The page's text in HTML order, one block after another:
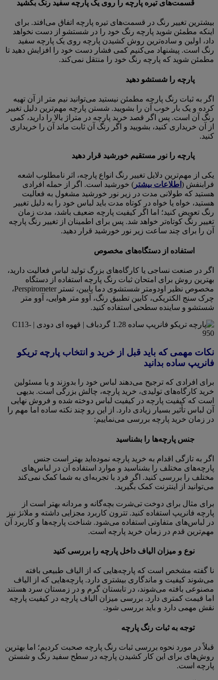
قسمت‌های تیره پارچه را روی یک پارچه سفید رنگ بکشید
بیشترین تغییر رنگ در قسمت‌های تیره پارچه اتفاق می‌افتد. برای
اینکه مطمئن شوید پارچه رنگ خود را در شستشو از دست نخواهد
داد، اولین و ساده‌ترین روش کشیدن پارچه روی یک پارچه سفید
رنگ است. پیشنهاد می‌کنیم کمی فشار دست خود را افزایش دهید تا
مطمئن شوید که پارچه رنگ خود را منتقل نمی‌کند.
پارچه را شستشو دهید
اگر به ثبات رنگ پارچه مطمئن نیستید می‌توانید نیم متر از آن تهیه
کرده و یک بار خوب آن را بشویید. شستن پارچه مهم‌ترین دلیل تغییر
رنگ آن است. پس اگر قصد خرید پارچه در متراژ بالا را دارید، کمی
از آن خریداری کنید، بشویید و اگر رنگ آن ثابت ماند آن را خریداری
کنید.
پارچه را نور مستقیم خورشید قرار دهید
یکی از مهم‌ترین دلایل تغییر رنگ انواع پارچه، اثر نامطلوب اشعه
فرابنفش ( اطلاعات بیشتر ) خورشید است. اگر از حمله افرادی
هستید که طولانی مدت در زیر نور خورشید مشغول به فعالیت
هستید، خواه یا خواه در کوتاه مدت باید لباس خود را به دلیل تغییر
رنگ تعویض کنید؛ اما اگر کیفیت پارچه ضعیف باشد، مدت زمان
تغییر رنگ کوتاه‌تر خواهد شد. پس برای اطمینان از تغییر رنگ پارچه
آن را برای چند ساعت زیر نور خورشید قرار دهید.
استفاده از دستگاه‌های مخصوص
اگر در صنعت نساجی یا کارگاه‌های بزرگ تولید لباس فعالیت دارید،
بهترین روش برای امتحان ثبات رنگ پارچه استفاده از دستگاه
مخصوص نظیر اودومتر شستشوی دما پایین، تستر Perspirometer،
چرک سنج الکتریکی، کابین تطبیق رنگ، آوو متر هوایی، آوو متر
شستشو و ساینده سطحی استفاده کنید.
نکات مهمی که باید قبل از خرید و انتخاب پارچه تریکو
فانریپ ساده بدانید
برای افرادی که ترجیح می‌دهند لباس خود را بدوزند و یا مسئولین
خرید کارگاه‌های تولیدی، خرید پارچه، چالش بزرگی است. بدیهی
است که کیفیت پارچه در کیفیت لباس دوخته شده و فروش نهایی
آن لباس تأثیر بسیار زیادی دارد. از این رو چند نکته ساده اما مهم را
در زمان خرید پارچه بررسی می‌نماییم:
جنس پارچه‌ها را بشناسید
اگر به تازگی اقدام به خرید پارچه نموده‌اید بهتر است جنس
پارچه‌های مختلف را بشناسید و موارد استفاده آن در لباس‌های
مختلف را بررسی کنید. اگر فرد با تجربه‌ای به شما کمک نمی‌کند
می‌توانید از اینترنت کمک بگیرید.
برای مثال برای دوخت تی‌شرت بچه‌گانه و مردانه بهتر است از
پارچه فانریپ استفاده کنید. تترون کاربرد مجزایی داشته و ملانژ نیز
در لباس‌های متفاوتی استفاده می‌شود. شناخت پارچه‌ها و کاربرد آن
مهم‌ترین قدم در زمان خرید پارچه است.
نوع و میزان الیاف داخل پارچه را بررسی کنید
نا گفته مشخص است که پارچه‌هایی که از الیاف طبیعی بافته
می‌شوند کیفیت و ماندگاری بیشتری دارد. پارچه‌هایی که از الیاف
مصنوعی بافته می‌شوند، در تابستان گرم و در زمستان سرد هستند
اما قیمت کمتری دارد. بررسی میزان الیاف پارچه در کیفیت پارچه
نقش مهمی دارد و باید بررسی شود.
توجه به ثبات رنگ پارچه
قبلاً در مورد نحوه بررسی ثبات رنگ پارچه صحبت کردیم؛ اما بهترین
روش‌های برای این کار کشیدن پارچه در سطح سفید رنگ و شستن
پارچه است.